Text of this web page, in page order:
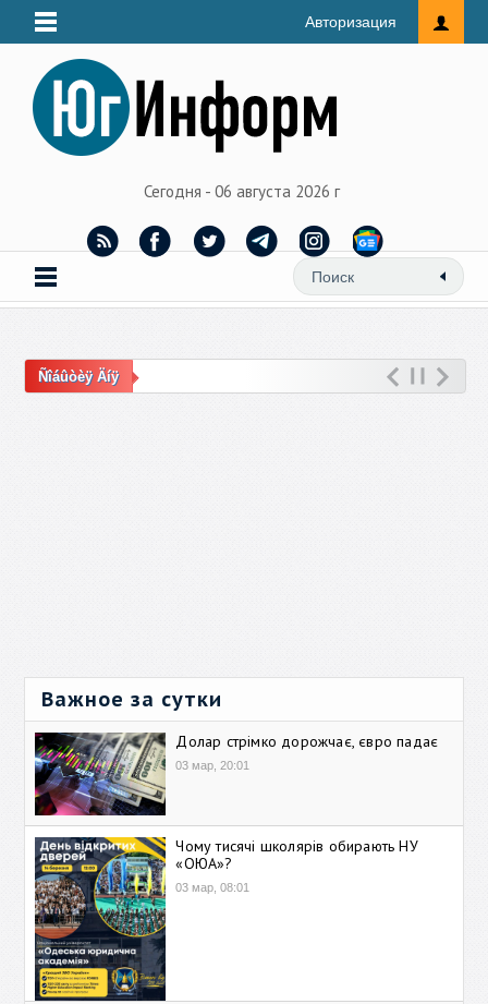
Авторизация
Сегодня - 06 августа 2026 г
Ñîáûòèÿ Äíÿ
Важное за сутки
Долар стрімко дорожчає, євро падає
03 мар, 20:01
Чому тисячі школярів обирають НУ
«ОЮА»?
03 мар, 08:01